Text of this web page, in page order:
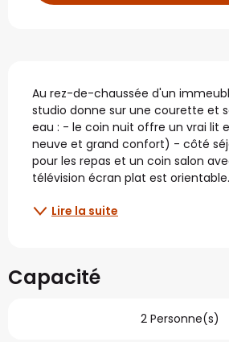
Description
Au rez-de-chaussée d'un
studio donne sur une courette et
eau : - le coin nuit offre un vrai lit
neuve et grand confort) - côté
pour les repas et un coin salon
télévision écran plat est
Lire la suite
Capacité
2 Personne(s)